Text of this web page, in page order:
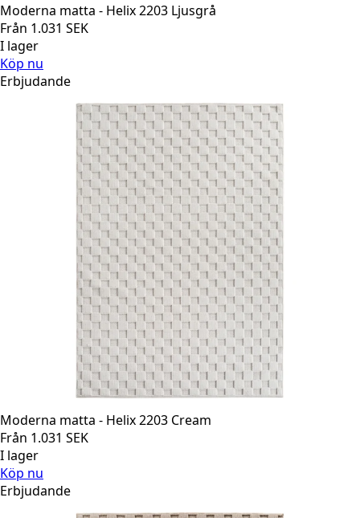
Moderna matta - Helix 2203 Ljusgrå
Från 1.031 SEK
I lager
Köp nu
Erbjudande
Moderna matta - Helix 2203 Cream
Från 1.031 SEK
I lager
Köp nu
Erbjudande